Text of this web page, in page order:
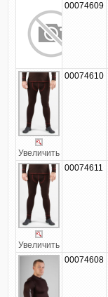
00074609
Увеличить
00074610
Увеличить
00074611
00074608